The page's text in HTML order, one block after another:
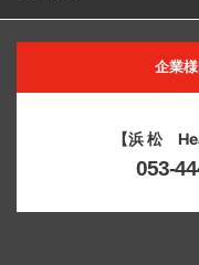
企業
【浜 松
053-